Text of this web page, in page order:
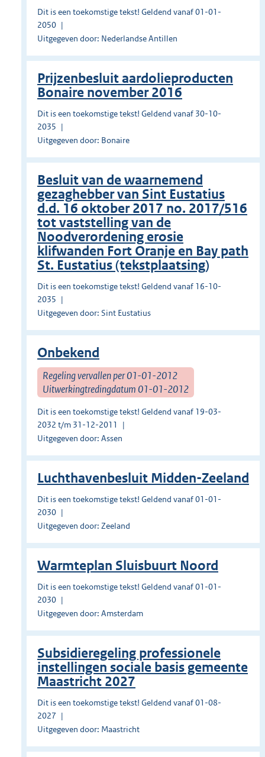
Dit is een toekomstige tekst! Geldend vanaf 01-01-
2050
Uitgegeven door: Nederlandse Antillen
Prĳzenbesluit aardolieproducten
Bonaire november 2016
Dit is een toekomstige tekst! Geldend vanaf 30-10-
2035
Uitgegeven door: Bonaire
Besluit van de waarnemend
gezaghebber van Sint Eustatius
d.d. 16 oktober 2017 no. 2017/516
tot vaststelling van de
Noodverordening erosie
klifwanden Fort Oranje en Bay path
St. Eustatius (tekstplaatsing)
Dit is een toekomstige tekst! Geldend vanaf 16-10-
2035
Uitgegeven door: Sint Eustatius
Onbekend
Regeling vervallen per 01-01-2012
Uitwerkingtredingdatum 01-01-2012
Dit is een toekomstige tekst! Geldend vanaf 19-03-
2032 t/m 31-12-2011
Uitgegeven door: Assen
Luchthavenbesluit Midden-Zeeland
Dit is een toekomstige tekst! Geldend vanaf 01-01-
2030
Uitgegeven door: Zeeland
Warmteplan Sluisbuurt Noord
Dit is een toekomstige tekst! Geldend vanaf 01-01-
2030
Uitgegeven door: Amsterdam
Subsidieregeling professionele
instellingen sociale basis gemeente
Maastricht 2027
Dit is een toekomstige tekst! Geldend vanaf 01-08-
2027
Uitgegeven door: Maastricht